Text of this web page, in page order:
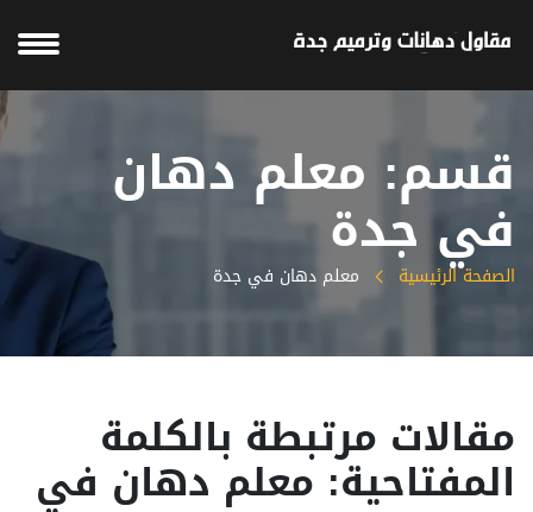
قسم: معلم دهان
في جدة
الصفحة الرئيسية معلم دهان في جدة
مقالات مرتبطة بالكلمة
المفتاحية: معلم دهان في